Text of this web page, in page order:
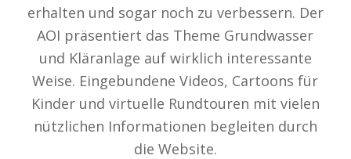
erhalten und sogar noch zu verbessern. Der
AOI präsentiert das Theme Grundwasser
und Kläranlage auf wirklich interessante
Weise. Eingebundene Videos, Cartoons für
Kinder und virtuelle Rundtouren mit vielen
nützlichen Informationen begleiten durch
die Website.